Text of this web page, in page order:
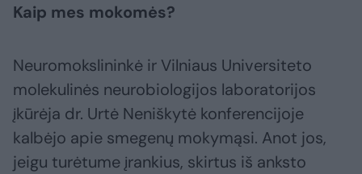
Kaip mes mokomės?
Neuromokslininkė ir Vilniaus Universiteto
molekulinės neurobiologijos laboratorijos
įkūrėja dr. Urtė Neniškytė konferencijoje
kalbėjo apie smegenų mokymąsi. Anot jos,
jeigu turėtume įrankius, skirtus iš anksto